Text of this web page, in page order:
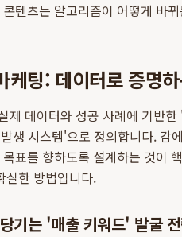
텐츠는 알고리즘이 어떻게 바
팅: 데이터로 증명
제 데이터와 성공 사례에 기반한 '
생 시스템'으로 정의합니다. 감
표를 향하도록 설계하는 것이
실한 방법입니다.
기는 '매출 키워드' 발굴